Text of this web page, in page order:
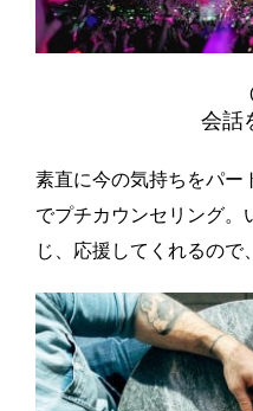
会話
素直に今の気持ちをパー
でプチカウンセリング。
じ、応援してくれるので